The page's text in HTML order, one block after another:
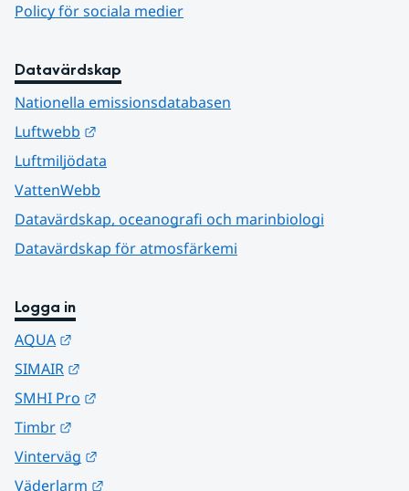
Policy för sociala medier
Datavärdskap
Nationella emissionsdatabasen
Luftwebb
Luftmiljödata
VattenWebb
Datavärdskap, oceanografi och marinbiologi
Datavärdskap för atmosfärkemi
Logga in
AQUA
SIMAIR
SMHI Pro
Timbr
Vinterväg
Väderlarm